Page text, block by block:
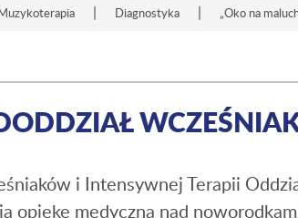
| Diagnostyka | „Oko na
i Intensywnej Terapii
opiekę medyczną nad